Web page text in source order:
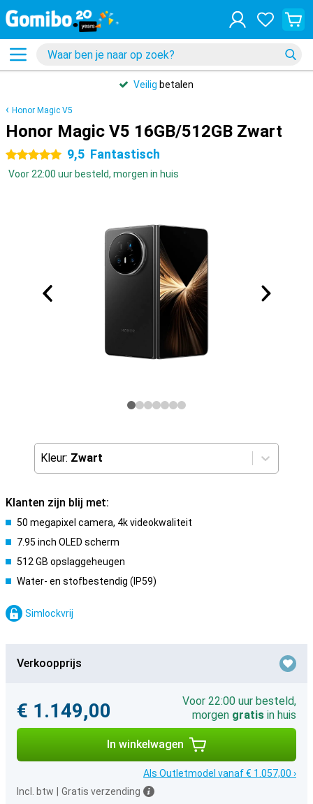
Veilig betalen
Honor Magic V5
Honor Magic V5 16GB/512GB Zwart
5 sterren 9,5 Fantastisch
Voor 22:00 uur besteld, morgen in huis
Kleur: Zwart
Klanten zijn blij met:
50 megapixel camera, 4k videokwaliteit
7.95 inch OLED scherm
512 GB opslaggeheugen
Water- en stofbestendig (IP59)
Simlockvrij
Verkoopprijs
€ 1.149,00
Voor 22:00 uur besteld,
morgen gratis in huis
In winkelwagen
Als Outletmodel vanaf € 1.057,00 ›
Incl. btw
Gratis verzending